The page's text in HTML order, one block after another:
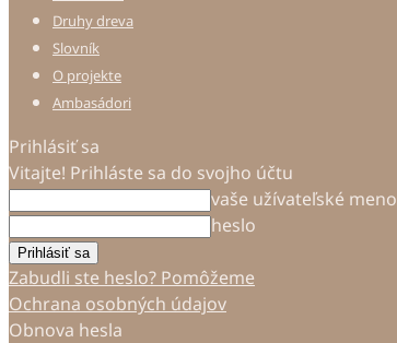
Druhy dreva
Slovník
O projekte
Ambasádori
Prihlásiť sa
Vitajte! Prihláste sa do svojho účtu
vaše užívateľské meno
heslo
Zabudli ste heslo? Pomôžeme
Ochrana osobných údajov
Obnova hesla